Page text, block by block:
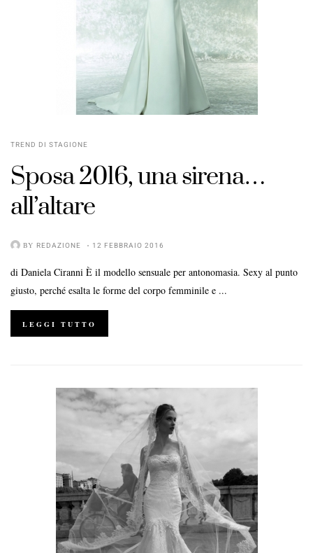
TREND DI STAGIONE
Sposa 2016, unasirena…
all’altare
BY REDAZIONE 12 FEBBRAIO 2016
di Daniela Ciranni È il modello sensuale per antonomasia. Sexy al punto
giusto, perché esalta le forme del corpo femminile e ...
LEGGI TUTTO